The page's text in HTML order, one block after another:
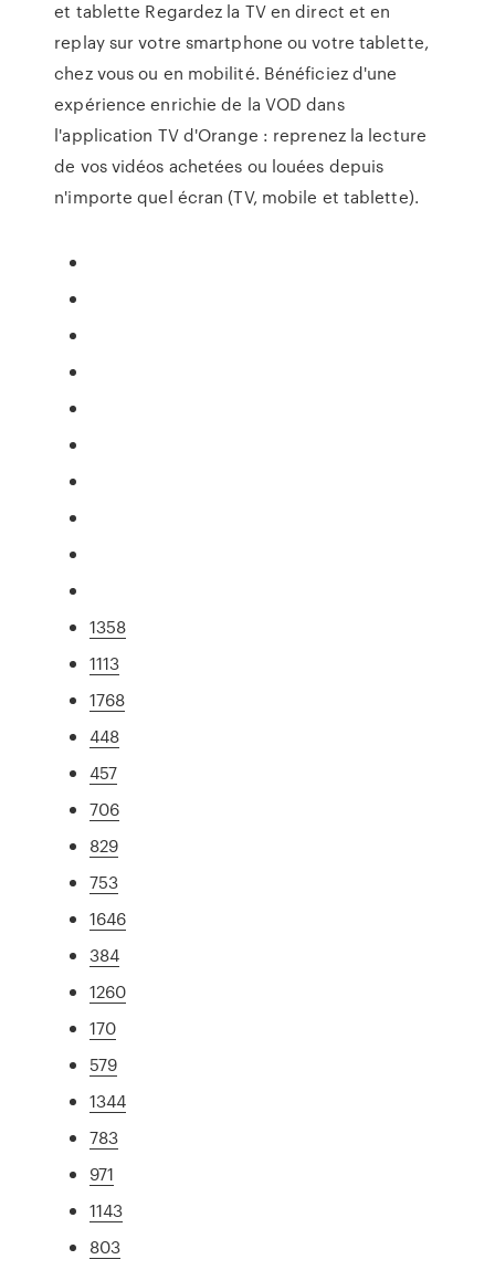
et tablette Regardez la TV en direct et en
replay sur votre smartphone ou votre tablette,
chez vous ou en mobilité. Bénéficiez d'une
expérience enrichie de la VOD dans
l'application TV d'Orange : reprenez la lecture
de vos vidéos achetées ou louées depuis
n'importe quel écran (TV, mobile et tablette).
1358
1113
1768
448
457
706
829
753
1646
384
1260
170
579
1344
783
971
1143
803